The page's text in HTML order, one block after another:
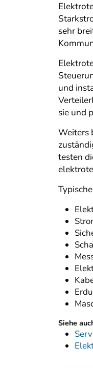
sehr
und
sie und
Weiters
testen
Siehe